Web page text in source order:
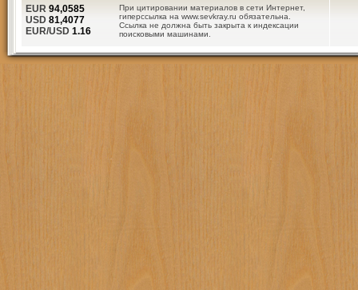
При цитировании материалов в сети Интернет,
гиперссылка на www.sevkray.ru обязательна.
Ссылка не должна быть закрыта к индексации
поисковыми машинами.
EUR 94,0585
USD 81,4077
EUR/USD 1.16